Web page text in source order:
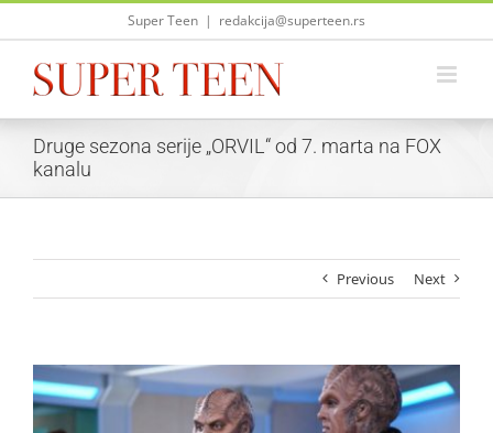
Skip
Super Teen | redakcija@superteen.rs
Druge sezona serije „ORVIL“ od 7. marta na FOX
kanalu
Previous Next
View
Larger
Image